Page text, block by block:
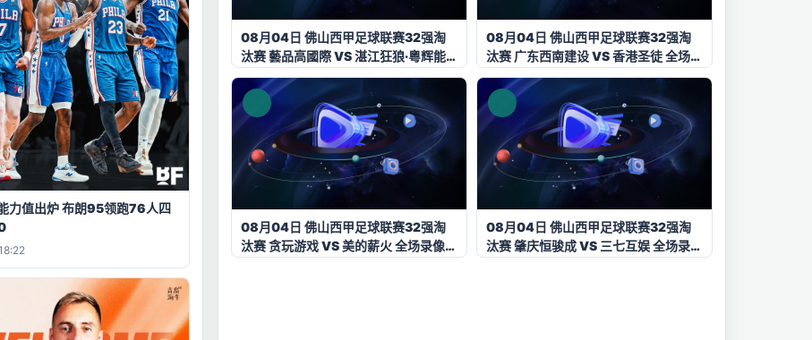
力值出炉 布朗95领跑76人四
08月04日 佛山西甲足球联赛32强淘
汰赛 藝品高國際 VS 湛江狂狼·粵辉能
源 全场录像【全场录像+集锦】
08月04日 佛山西甲足球联赛32强淘
汰赛 广东西南建设 VS 香港圣徒 全场录
像【全场录像+集锦】
08月04日 佛山西甲足球联赛32强淘
汰赛 贪玩游戏 VS 美的薪火 全场录像
08月04日 佛山西甲足球联赛32强淘
汰赛 肇庆恒骏成 VS 三七互娱 全场录像